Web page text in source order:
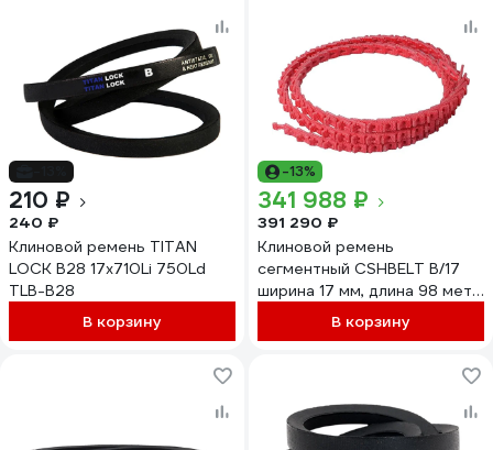
210 ₽
240 ₽
Клиновой ремень TITAN
LOCK B28 17x710Li 750Ld
TLB-B28
В корзину
-13%
341 988 ₽
391 290 ₽
Клиновой ремень
сегментный CSHBELT B/17
ширина 17 мм, длина 98 метр
98B17REDPTВ корзину